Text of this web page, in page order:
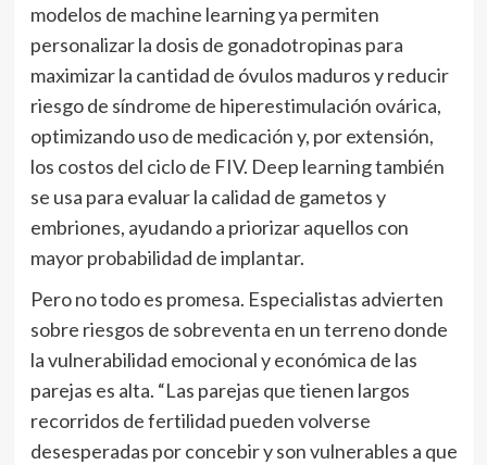
modelos de machine learning ya permiten
personalizar la dosis de gonadotropinas para
maximizar la cantidad de óvulos maduros y reducir
riesgo de síndrome de hiperestimulación ovárica,
optimizando uso de medicación y, por extensión,
los costos del ciclo de FIV. Deep learning también
se usa para evaluar la calidad de gametos y
embriones, ayudando a priorizar aquellos con
mayor probabilidad de implantar.
Pero no todo es promesa. Especialistas advierten
sobre riesgos de sobreventa en un terreno donde
la vulnerabilidad emocional y económica de las
parejas es alta. “Las parejas que tienen largos
recorridos de fertilidad pueden volverse
desesperadas por concebir y son vulnerables a que